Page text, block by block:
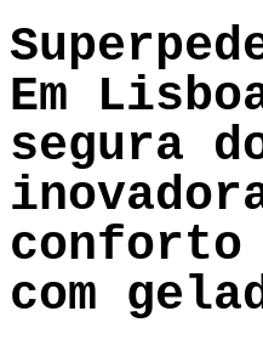
Em
segura
conforto
com